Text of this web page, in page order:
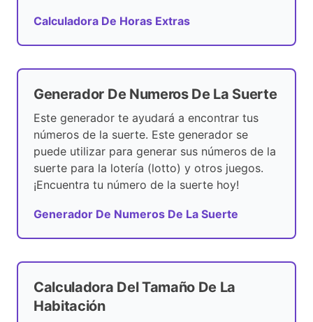
Calculadora De Horas Extras
Generador De Numeros De La Suerte
Este generador te ayudará a encontrar tus
números de la suerte. Este generador se
puede utilizar para generar sus números de la
suerte para la lotería (lotto) y otros juegos.
¡Encuentra tu número de la suerte hoy!
Generador De Numeros De La Suerte
Calculadora Del Tamaño De La
Habitación